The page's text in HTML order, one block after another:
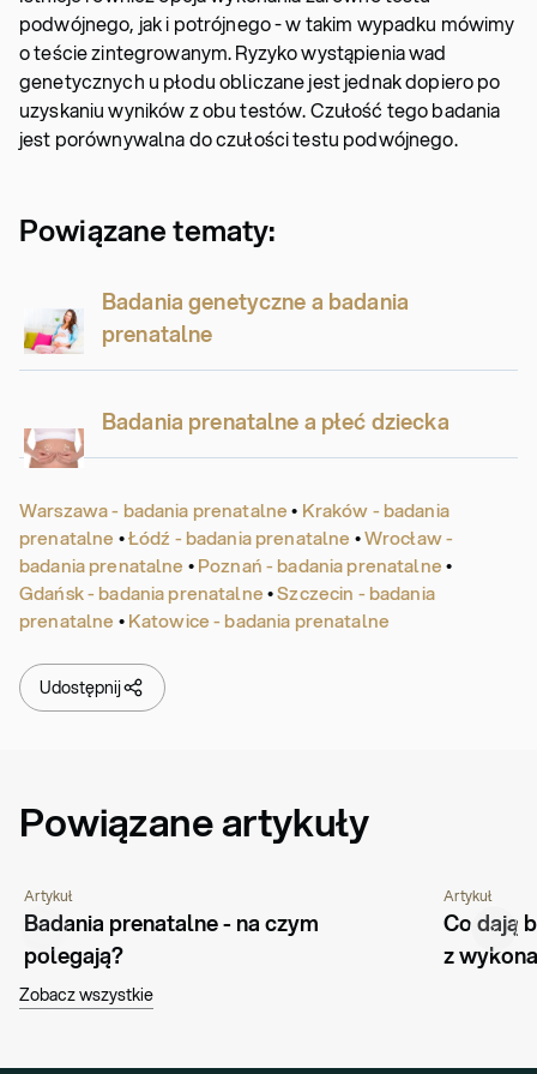
podwójnego, jak i potrójnego - w takim wypadku mówimy
o teście zintegrowanym. Ryzyko wystąpienia wad
genetycznych u płodu obliczane jest jednak dopiero po
uzyskaniu wyników z obu testów. Czułość tego badania
jest porównywalna do czułości testu podwójnego.
Powiązane tematy:
Badania genetyczne a badania
prenatalne
Badania prenatalne a płeć dziecka
Warszawa - badania prenatalne• Kraków - badania
prenatalne •Łódź - badania prenatalne •Wrocław -
badania prenatalne •Poznań - badania prenatalne•
Gdańsk - badania prenatalne•Szczecin - badania
prenatalne •Katowice - badania prenatalne
Udostępnij
Powiązane artykuły
PORADNIK CIĄŻA I MACIERZYŃSTWO
Artykuł
Badania prenatalne - na czym
polegają?
PORADNIK
Artykuł
Co dają
z
Zobacz wszystkie